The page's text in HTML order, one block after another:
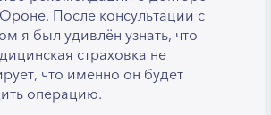
После консультации с
я был удивлён узнать, что
страховка не
что именно он будет
операцию.